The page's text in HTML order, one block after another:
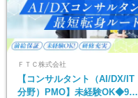
ＦＴＣ株式会社
【コンサルタント（AI/DX/IT
分野）PMO】未経験OK◆9期